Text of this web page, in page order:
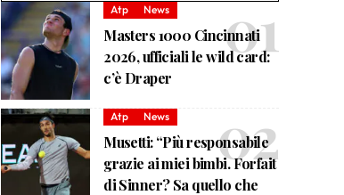
Atp News
Masters 1000 Cincinnati
2026, ufficiali le wild card:
c’è Draper
Atp News
Musetti: “Più responsabile
grazie ai miei bimbi. Forfait
di Sinner? Sa quello che